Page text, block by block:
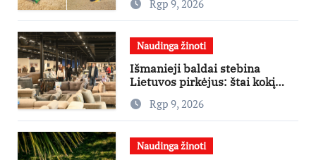
Rgp 9, 2026
Naudinga žinoti
Išmanieji baldai stebina
Lietuvos pirkėjus: štai kokį
išgraibsto pirmiausia
Rgp 9, 2026
Naudinga žinoti